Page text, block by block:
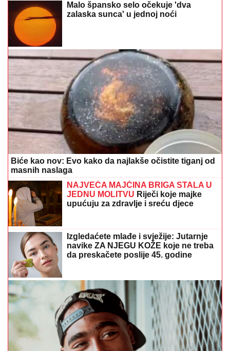
Malo špansko selo očekuje 'dva
zalaska sunca' u jednoj noći
Biće kao nov: Evo kako da najlakše očistite tiganj od
masnih naslaga
NAJVEĆA MAJČINA BRIGA STALA U
JEDNU MOLITVU Riječi koje majke
upućuju za zdravlje i sreću djece
Izgledaćete mlađe i svježije: Jutarnje
navike ZA NJEGU KOŽE koje ne treba
da preskačete poslije 45. godine